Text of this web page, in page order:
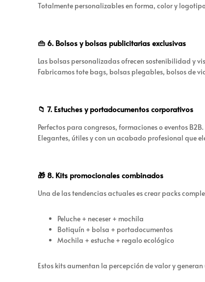
Totalmente personalizables en forma, color y
👜 6. Bolsos y bolsas publicitarias exclusivas
Las bolsas personalizadas ofrecen sostenibilidad y
Fabricamos tote bags, bolsas plegables, bolsos de
📁 7. Estuches y portadocumentos corporativos
Perfectos para congresos, formaciones o eventos B2B.
Elegantes, útiles y con un acabado profesional que
🎁 8. Kits promocionales combinados
Una de las tendencias actuales es crear packs
Peluche + neceser + mochila
Botiquín + bolsa + portadocumentos
Mochila + estuche + regalo ecológico
Estos kits aumentan la percepción de valor y